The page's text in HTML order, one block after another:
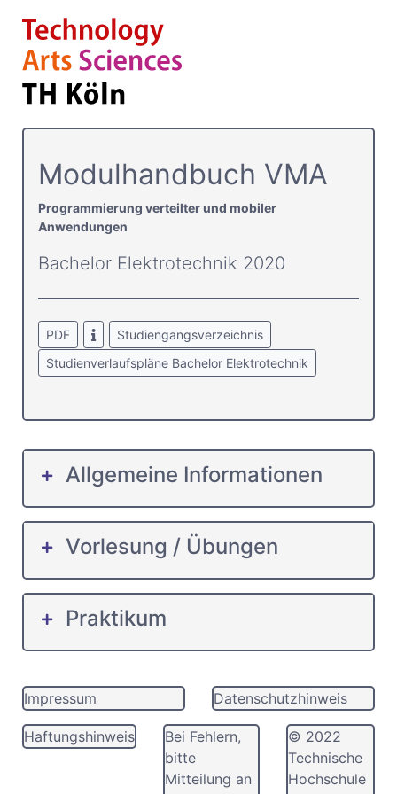
Modulhandbuch VMA
Programmierung verteilter und mobiler
Anwendungen
Bachelor Elektrotechnik 2020
PDF
Studiengangsverzeichnis
Studienverlaufspläne Bachelor Elektrotechnik
Allgemeine Informationen
Vorlesung / Übungen
Praktikum
Impressum Datenschutzhinweis
Haftungshinweis
Bei Fehlern,
bitte
Mitteilung an
© 2022
Technische
Hochschule